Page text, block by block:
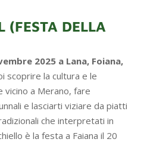
(FESTA DELLA
2025 a Lana, Foiana,
scoprire la cultura e le
vicino a Merano, fare
e lasciarti viziare da piatti
che interpretati in
è la festa a Faiana il 20